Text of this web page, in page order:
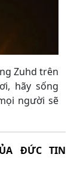
Zuhd trên
hãy sống
người sẽ
ĐỨC TIN